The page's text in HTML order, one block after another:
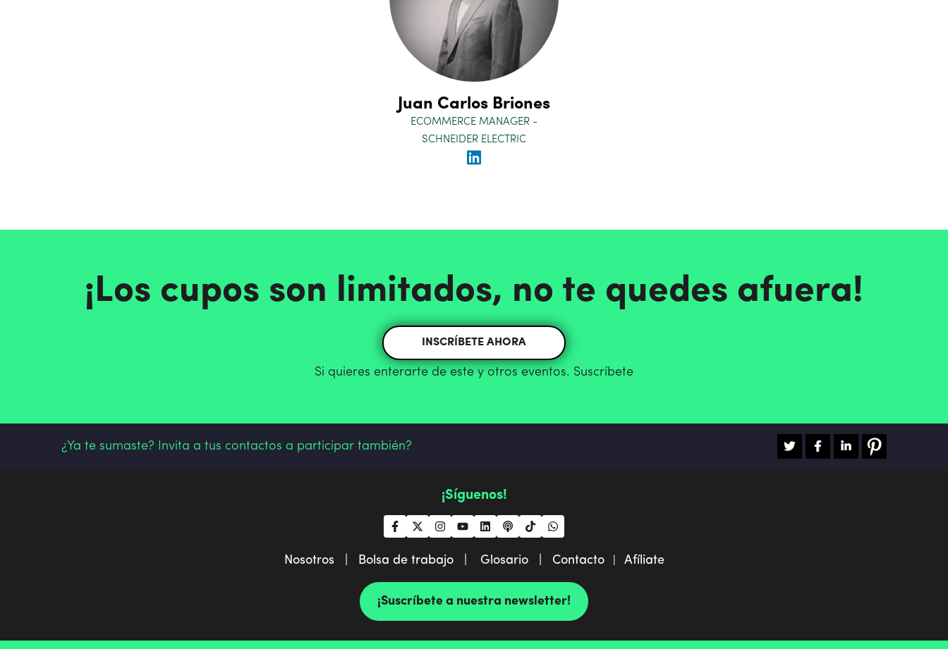
Juan Carlos Briones
ECOMMERCE MANAGER -
SCHNEIDER ELECTRIC
¡Los cupos son limitados, no te quedes afuera!
INSCRÍBETE AHORA
Si quieres enterarte de este y otros eventos. Suscríbete
¿Ya te sumaste? Invita a tus contactos a participar también?
¡Síguenos!
Nosotros | Bolsa de trabajo | Glosario | Contacto| Afíliate
¡Suscríbete a nuestra newsletter!